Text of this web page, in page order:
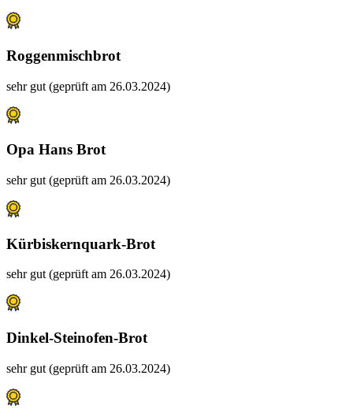
Roggenmischbrot
sehr gut (geprüft am 26.03.2024)
Opa Hans Brot
sehr gut (geprüft am 26.03.2024)
Kürbiskernquark-Brot
sehr gut (geprüft am 26.03.2024)
Dinkel-Steinofen-Brot
sehr gut (geprüft am 26.03.2024)